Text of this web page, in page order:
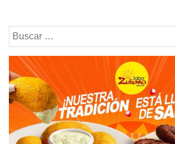
Buscar: